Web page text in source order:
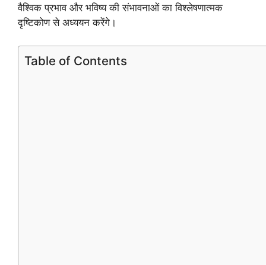
वैश्विक प्रभाव और भविष्य की संभावनाओं का विश्लेषणात्मक
दृष्टिकोण से अध्ययन करेंगे।
Table of Contents